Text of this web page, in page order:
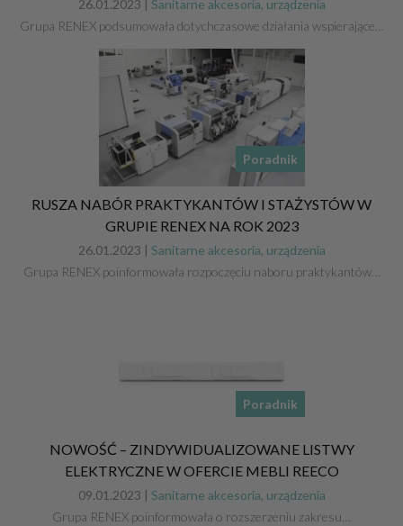
26.01.2023 | Sanitarne akcesoria, urządzenia
Grupa RENEX podsumowała dotychczasowe działania wspierające…
Poradnik
RUSZA NABÓR PRAKTYKANTÓW I STAŻYSTÓW W
GRUPIE RENEX NA ROK 2023
26.01.2023 | Sanitarne akcesoria, urządzenia
Grupa RENEX poinformowała rozpoczęciu naboru praktykantów…
Poradnik
NOWOŚĆ – ZINDYWIDUALIZOWANE LISTWY
ELEKTRYCZNE W OFERCIE MEBLI REECO
09.01.2023 | Sanitarne akcesoria, urządzenia
Grupa RENEX poinformowała o rozszerzeniu zakresu…